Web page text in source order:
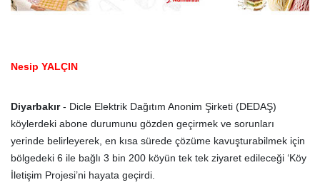
Nesip YALÇIN
Diyarbakır- Dicle Elektrik Dağıtım Anonim Şirketi (DEDAŞ)
köylerdeki abone durumunu gözden geçirmek ve sorunları
yerinde belirleyerek, en kısa sürede çözüme kavuşturabilmek için
bölgedeki 6 ile bağlı 3 bin 200 köyün tek tek ziyaret edileceği ‘Köy
İletişim Projesi’ni hayata geçirdi.